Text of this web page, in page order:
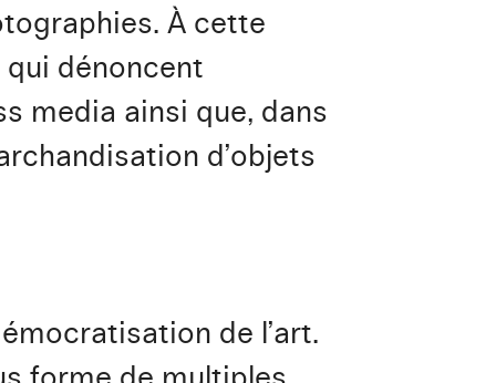
À cette
dénoncent
media ainsi que, dans
d’objets
de l’art.